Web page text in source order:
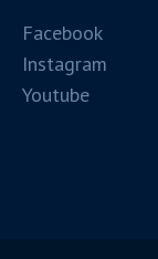
Facebook
Instagram
Youtube